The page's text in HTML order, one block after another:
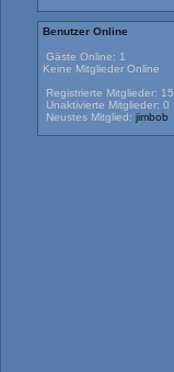
Benutzer Online
Gäste Online: 1
Keine Mitglieder Online
Registrierte Mitglieder: 15
Unaktivierte Mitglieder: 0
Neustes Mitglied: jimbob